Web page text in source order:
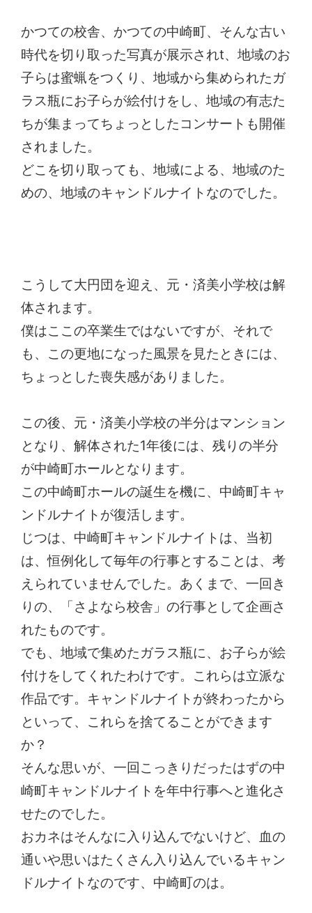
かつての校舎、かつての中崎町、そんな古い
時代を切り取った写真が展示されt、地域のお
子らは蜜蝋をつくり、地域から集められたガ
ラス瓶にお子らが絵付けをし、地域の有志た
ちが集まってちょっとしたコンサートも開催
されました。
どこを切り取っても、地域による、地域のた
めの、地域のキャンドルナイトなのでした。
こうして大円団を迎え、元・済美小学校は解
体されます。
僕はここの卒業生ではないですが、それで
も、この更地になった風景を見たときには、
ちょっとした喪失感がありました。
この後、元・済美小学校の半分はマンション
となり、解体された1年後には、残りの半分
が中崎町ホールとなります。
この中崎町ホールの誕生を機に、中崎町キャ
ンドルナイトが復活します。
じつは、中崎町キャンドルナイトは、当初
は、恒例化して毎年の行事とすることは、考
えられていませんでした。あくまで、一回き
りの、「さよなら校舎」の行事として企画さ
れたものです。
でも、地域で集めたガラス瓶に、お子らが絵
付けをしてくれたわけです。これらは立派な
作品です。キャンドルナイトが終わったから
といって、これらを捨てることができます
か？
そんな思いが、一回こっきりだったはずの中
崎町キャンドルナイトを年中行事へと進化さ
せたのでした。
おカネはそんなに入り込んでないけど、血の
通いや思いはたくさん入り込んでいるキャン
ドルナイトなのです、中崎町のは。